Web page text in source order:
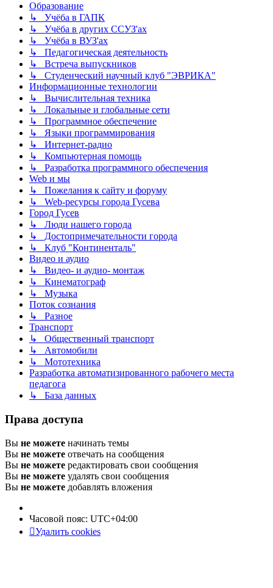
Образование
↳ Учёба в ГАПК
↳ Учёба в других ССУЗ'ах
↳ Учёба в ВУЗ'ах
↳ Педагогическая деятельность
↳ Встреча выпускников
↳ Студенческий научный клуб "ЭВРИКА"
Информационные технологии
↳ Вычислительная техника
↳ Локальные и глобальные сети
↳ Программное обеспечение
↳ Языки программирования
↳ Интернет-радио
↳ Компьютерная помощь
↳ Разработка программного обеспечения
Web и мы
↳ Пожелания к сайту и форуму
↳ Web-ресурсы города Гусева
Город Гусев
↳ Люди нашего города
↳ Достопримечательности города
↳ Клуб "Континенталь"
Видео и аудио
↳ Видео- и аудио- монтаж
↳ Кинематограф
↳ Музыка
Поток сознания
↳ Разное
Транспорт
↳ Общественный транспорт
↳ Автомобили
↳ Мототехника
Разработка автоматизированного рабочего места
педагога
↳ База данных
Права доступа
Вы не можете начинать темы
Вы не можете отвечать на сообщения
Вы не можете редактировать свои сообщения
Вы не можете удалять свои сообщения
Вы не можете добавлять вложения
Часовой пояс: UTC+04:00
Удалить cookies